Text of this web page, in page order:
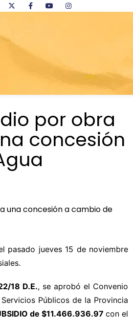
por obra
concesión
pasado jueves 15 de noviembre
18 D.E., se aprobó el Convenio
Públicos de la Provincia
de $11.466.936.97 con el